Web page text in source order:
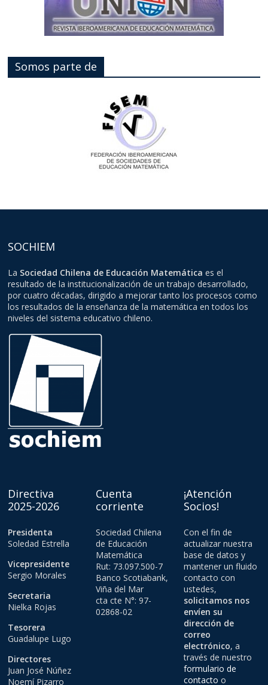
Somos parte de
SOCHIEM
La Sociedad Chilena de Educación Matemática es el
resultado de la institucionalización de un trabajo desarrollado,
por cuatro décadas, dirigido a mejorar tanto los procesos como
los resultados de la enseñanza de la matemática en todos los
niveles del sistema educativo chileno.
Directiva
2025-2026
Presidenta
Soledad Estrella
Vicepresidente
Sergio Morales
Secretaria
Nielka Rojas
Tesorera
Guadalupe Lugo
Directores
Juan José Núñez
Noemí Pizarro
Cuenta
corriente
Sociedad Chilena
de Educación
Matemática
Rut: 73.097.500-7
Banco Scotiabank,
Viña del Mar
cta cte N°: 97-
02868-02
¡Atención
Socios!
Con el fin de
actualizar nuestra
base de datos y
mantener un fluido
contacto con
ustedes,
solicitamos nos
envíen su
dirección de
correo
electrónico, a
través de nuestro
formulario de
contacto o